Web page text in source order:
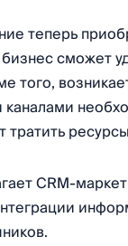
теперь
сможет
того,
тратить
CRM-